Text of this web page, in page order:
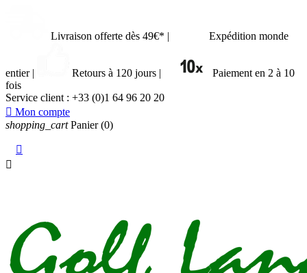
Livraison offerte dès 49€* | Expédition monde
entier | Retours à 120 jours |
Paiement en 2 à 10
fois
Service client : +33 (0)1 64 96 20 20
 Mon compte
shopping_cart Panier (0)

